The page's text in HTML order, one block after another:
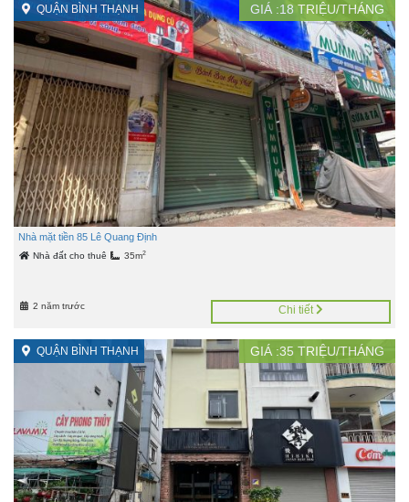
QUẬN BÌNH THẠNH GIÁ :18 TRIỆU/THÁNG
Nhà mặt tiền 85 Lê Quang Định
Nhà đất cho thuê 35m2
2 năm trước Chi tiết
QUẬN BÌNH THẠNH GIÁ :35 TRIỆU/THÁNG